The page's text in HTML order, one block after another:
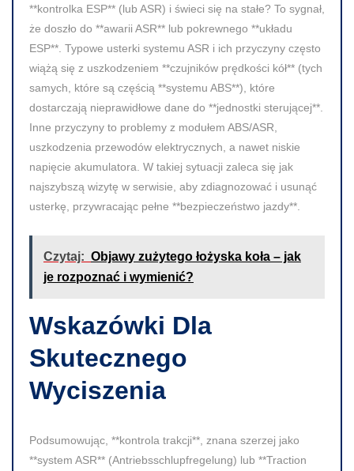
**kontrolka ESP** (lub ASR) i świeci się na stałe? To sygnał,
że doszło do **awarii ASR** lub pokrewnego **układu
ESP**. Typowe usterki systemu ASR i ich przyczyny często
wiążą się z uszkodzeniem **czujników prędkości kół** (tych
samych, które są częścią **systemu ABS**), które
dostarczają nieprawidłowe dane do **jednostki sterującej**.
Inne przyczyny to problemy z modułem ABS/ASR,
uszkodzenia przewodów elektrycznych, a nawet niskie
napięcie akumulatora. W takiej sytuacji zaleca się jak
najszybszą wizytę w serwisie, aby zdiagnozować i usunąć
usterkę, przywracając pełne **bezpieczeństwo jazdy**.
Czytaj: Objawy zużytego łożyska koła – jak
je rozpoznać i wymienić?
Wskazówki Dla
Skutecznego
Wyciszenia
Podsumowując, **kontrola trakcji**, znana szerzej jako
**system ASR** (Antriebsschlupfregelung) lub **Traction